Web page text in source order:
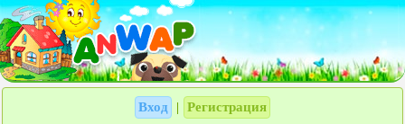
Вход Регистрация